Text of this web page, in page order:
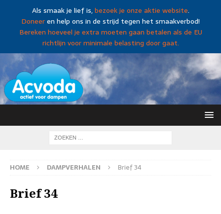
Als smaak je lief is,bezoek je onze aktie website.
Doneeren help ons in de strijd tegen het smaakverbod!
Bereken hoeveel je extra moeten gaan betalen als de EU
richtlijn voor minimale belasting door gaat.
HOME DAMPVERHALEN Brief 34
Brief 34